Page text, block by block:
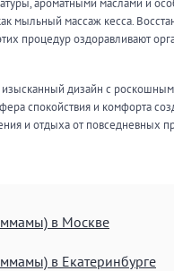
ароматными маслами и
мыльный массаж кесса.
процедур оздоравливают
изысканный дизайн с
спокойствия и комфорта
и отдыха от повседневных
в Москве
в Екатеринбурге